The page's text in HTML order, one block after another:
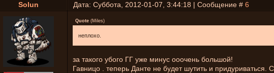
Solun Дата: Суббота, 2012-01-07, 3:44:18 | Сообщение # 6
Quote (Miles)
неплохо.
за такого убого ГГ уже минус ооочень большой!
Гавницо . теперь Данте не будет шутить и придуриваться.